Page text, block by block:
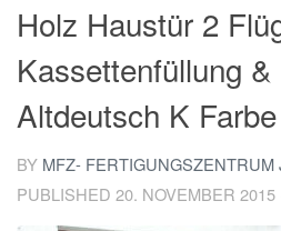
Holz Haustür 2
Kassettenfüllung
Altdeutsch K
BY MFZ- FERTIGUNGSZENTRUM
PUBLISHED 20. NOVEMBER 2015